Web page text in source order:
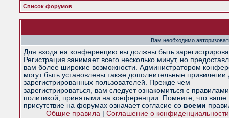
Список форумов
Вам необходимо
Для входа на конференцию вы должны быть
Регистрация занимает всего несколько минут, но
вам более широкие возможности. Администратором
могут быть установлены также дополнительные привилегии
зарегистрированных пользователей. Прежде чем
зарегистрироваться, вам следует ознакомиться с
политикой, принятыми на конференции. Помните, что ваше
присутствие на форумах означает согласие со всеми
Общие правила| Соглашение о конфиденциальности